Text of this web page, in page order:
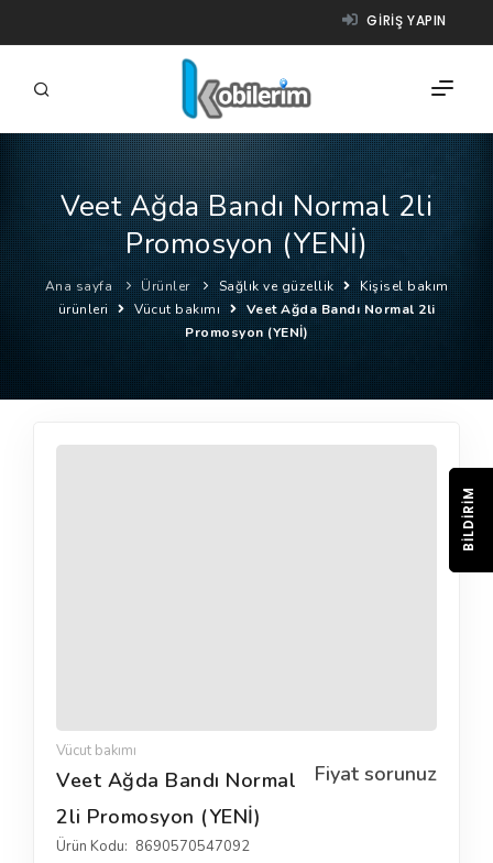
GIRIŞ YAPIN
FIRMALAR
ÜRÜNLER
NASIL ÇALIŞIR?
YARDIM
Veet Ağda Bandı Normal 2li
Promosyon (YENİ)
Ana sayfa Ürünler Sağlık ve güzellik
Kişisel bakım
ürünleri
Vücut bakımı
Veet Ağda Bandı Normal 2li
Promosyon (YENİ)
Vücut bakımı
Fiyat sorunuz
Veet Ağda Bandı Normal
2li Promosyon (YENİ)
Ürün Kodu: 8690570547092
BILDIRIM